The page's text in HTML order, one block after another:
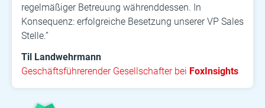
regelmäßiger Betreuung währenddessen. In
Konsequenz: erfolgreiche Besetzung unserer VP Sales
Stelle.”
Til Landwehrmann
Geschäftsführerender Gesellschafter bei FoxInsights